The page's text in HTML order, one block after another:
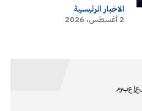
الاخبار الرئيسية
2 أغسطس، 2026